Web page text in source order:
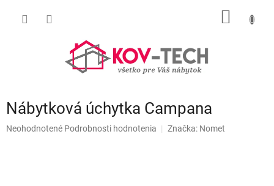
Nábytková úchytka Campana
Priemerné
Neohodnotené Podrobnosti hodnotenia Značka: Nomet